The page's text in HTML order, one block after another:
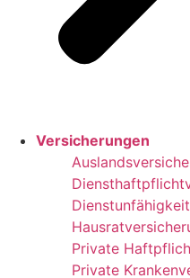
Versicherungen
Private
Private